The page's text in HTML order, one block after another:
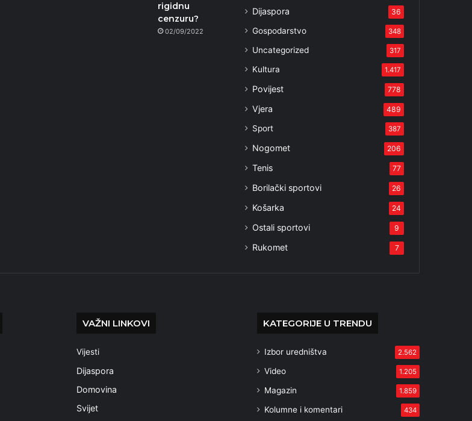
rigidnu
cenzuru?
02/09/2022
Dijaspora 36
Gospodarstvo 348
Uncategorized 317
Kultura 1.417
Povijest 778
Vjera 489
Sport 387
Nogomet 206
Tenis 77
Borilački sportovi 26
Košarka 24
Ostali sportovi 9
Rukomet 7
VAŽNI LINKOVI
Vijesti
Dijaspora
Domovina
Svijet
KATEGORIJE U TRENDU
Izbor uredništva 2.562
Video 1.205
Magazin 1.859
Kolumne i komentari 434